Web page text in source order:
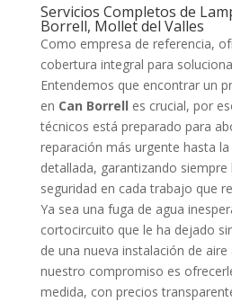
Servicios Completos de
Borrell, Mollet del Valles
Como empresa de referencia,
cobertura integral para
Entendemos que encontrar un
en Can Borrell es crucial, por
técnicos está preparado para
reparación más urgente hasta
detallada, garantizando
seguridad en cada trabajo que
Ya sea una fuga de agua
cortocircuito que le ha dejado
de una nueva instalación de
nuestro compromiso es
medida, con precios